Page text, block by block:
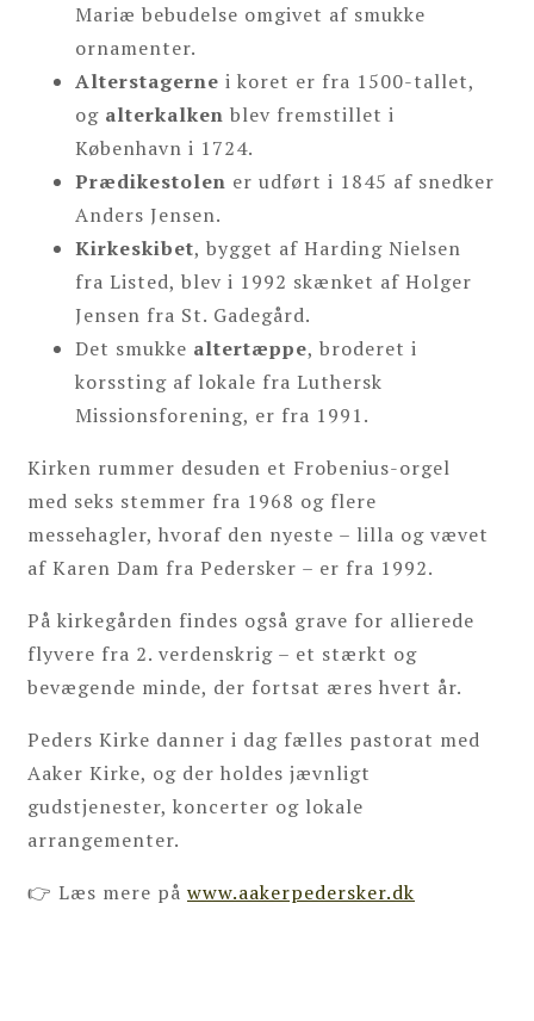
Mariæ bebudelse omgivet af smukke
ornamenter.
Alterstagerne i koret er fra 1500-tallet,
og alterkalken blev fremstillet i
København i 1724.
Prædikestolen er udført i 1845 af snedker
Anders Jensen.
Kirkeskibet, bygget af Harding Nielsen
fra Listed, blev i 1992 skænket af Holger
Jensen fra St. Gadegård.
Det smukke altertæppe, broderet i
korssting af lokale fra Luthersk
Missionsforening, er fra 1991.
Kirken rummer desuden et Frobenius-orgel
med seks stemmer fra 1968 og flere
messehagler, hvoraf den nyeste – lilla og vævet
af Karen Dam fra Pedersker – er fra 1992.
På kirkegården findes også grave for allierede
flyvere fra 2. verdenskrig – et stærkt og
bevægende minde, der fortsat æres hvert år.
Peders Kirke danner i dag fælles pastorat med
Aaker Kirke, og der holdes jævnligt
gudstjenester, koncerter og lokale
arrangementer.
👉 Læs mere på www.aakerpedersker.dk